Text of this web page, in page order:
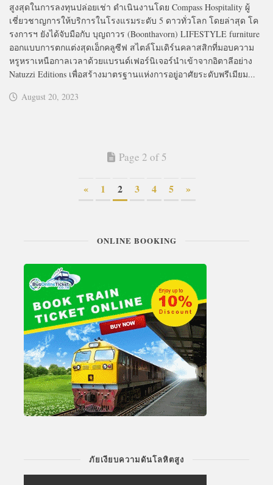
สูงสุดในการลงทุนปล่อยเช่า ดำเนินงานโดย Compass Hospitality ผู้
เชี่ยวชาญการให้บริการในโรงแรมระดับ 5 ดาวทั่วโลก โดยล่าสุด โค
รงการฯ ยังได้จับมือกับ บุญถาวร (Boonthavorn) LIFESTYLE furniture
ออกแบบการตกแต่งสุดเอ็กคลูซีฟ สไตล์โมเดิร์นคลาสสิกที่มอบความ
หรูหราเหนือกาลเวลาด้วยแบรนด์เฟอร์นิเจอร์นำเข้าจากอิตาลีอย่าง
Natuzzi Editions เพื่อสร้างมาตรฐานแห่งการอยู่อาศัยระดับพรีเมียม...
August 20, 2023
Page 2 of 5
« 1 2 3 4 5 »
ONLINE BOOKING
ภัยเงียบความดันโลหิตสูง